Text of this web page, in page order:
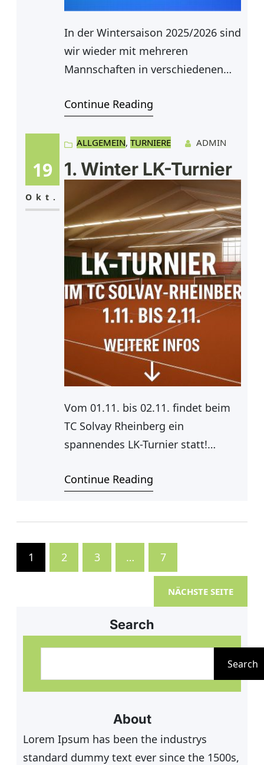
In der Wintersaison 2025/2026 sind
wir wieder mit mehreren
Mannschaften in verschiedenen
starten in der 2. Verbandsliga,
Bezirksklasse C und die Herren 2 in
der Bezirksklasse D aufschlagen.
Auch die Herren 30 und Herren 40
sind aktiv – sie spielen in der
Bezirksklasse D
Continue Reading
19
Okt.
ALLGEMEIN, TURNIERE ADMIN
1. Winter LK-Turnier
Vom 01.11. bis 02.11. findet beim
TC Solvay Rheinberg ein
spannendes LK-Turnier statt!
folgenden Konkurrenzen an:•
(D40)• Herren 50 (H50) • Damen 50
(D50)• Herren 55 (H55)
Meldegebühr: 35 € zzgl. 5
Continue Reading
1 2 3 … 7
NÄCHSTE SEITE
Search
n
Search
About
Lorem Ipsum has been the industrys
standard dummy text ever since the 1500s,